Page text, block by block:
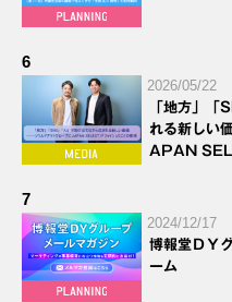
6
2026/05/22
「地方」「
れる新しい
APAN
7
2024/12/17
博報堂ＤＹ
ーム